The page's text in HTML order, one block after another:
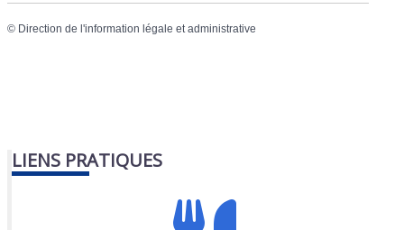
© Direction de l'information légale et administrative
LIENS PRATIQUES